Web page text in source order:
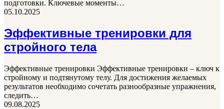
подготовки. Ключевые моменты…
05.10.2025
Эффективные тренировки для
стройного тела
Эффективные тренировки Эффективные тренировки – ключ к
стройному и подтянутому телу. Для достижения желаемых
результатов необходимо сочетать разнообразные упражнения,
следить…
09.08.2025